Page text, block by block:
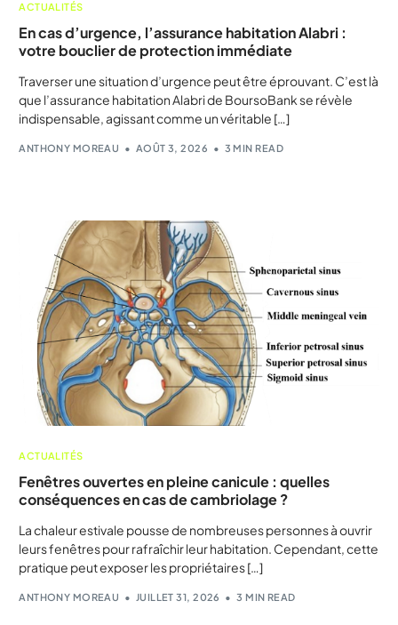
ACTUALITÉS
En cas d’urgence, l’assurance habitation Alabri :
votre bouclier de protection immédiate
Traverser une situation d’urgence peut être éprouvant. C’est là
que l’assurance habitation Alabri de BoursoBank se révèle
indispensable, agissant comme un véritable […]
ANTHONY MOREAU AOÛT 3, 2026 3 MIN READ
ACTUALITÉS
Fenêtres ouvertes en pleine canicule : quelles
conséquences en cas de cambriolage ?
La chaleur estivale pousse de nombreuses personnes à ouvrir
leurs fenêtres pour rafraîchir leur habitation. Cependant, cette
pratique peut exposer les propriétaires […]
ANTHONY MOREAU JUILLET 31, 2026 3 MIN READ